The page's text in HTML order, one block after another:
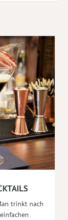
trinkt nach